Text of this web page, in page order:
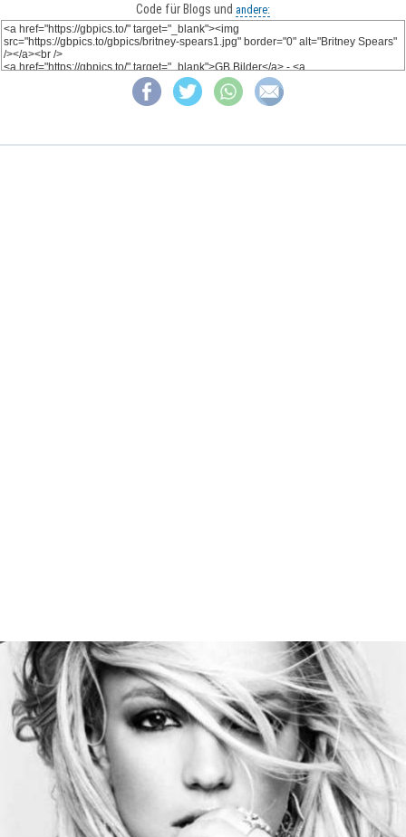
Code für Blogs und andere: